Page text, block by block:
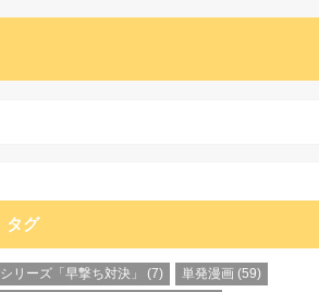
タグ
シリーズ「早撃ち対決」 (7) 単発漫画 (59)